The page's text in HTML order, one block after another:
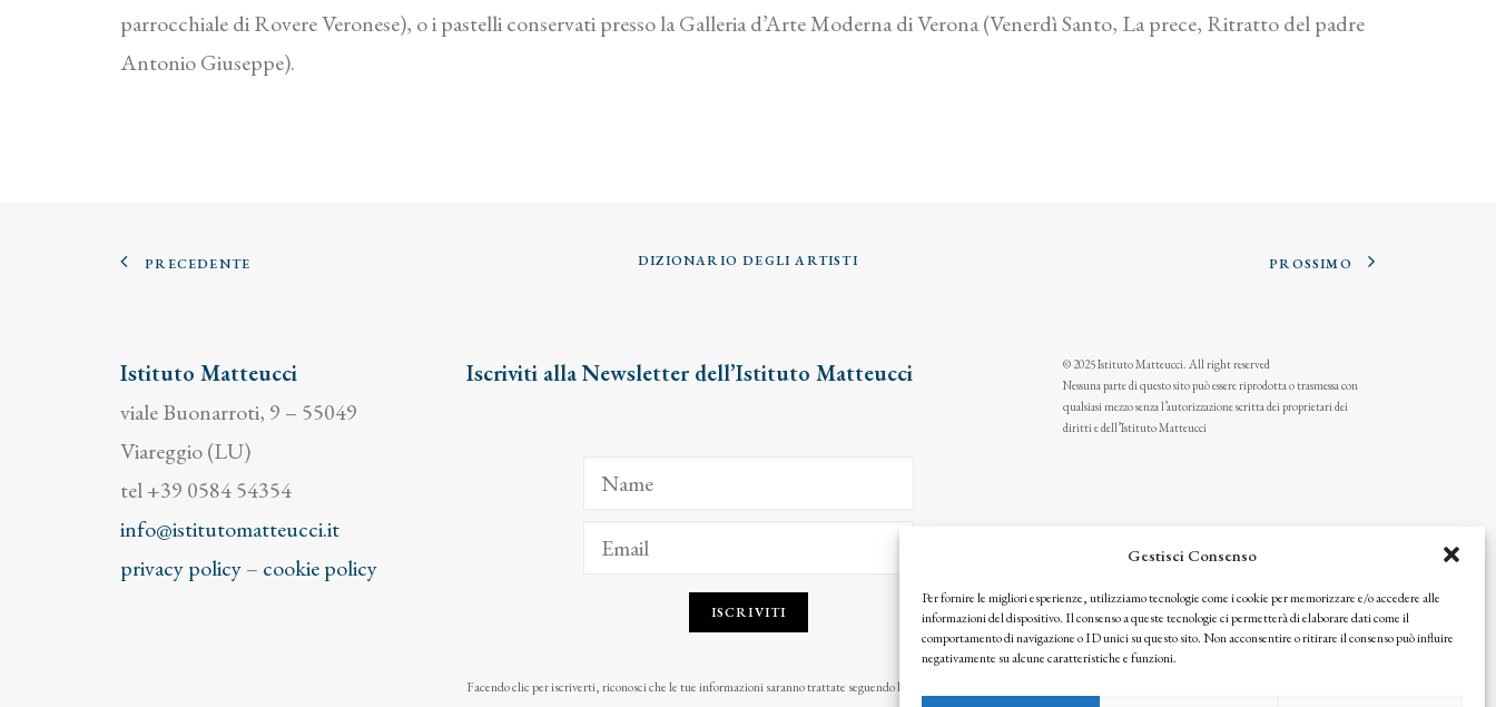
Gestisci Consenso
Per fornire le migliori esperienze, utilizziamo tecnologie come i cookie per memorizzare e/o accedere alle
informazioni del dispositivo. Il consenso a queste tecnologie ci permetterà di elaborare dati come il
comportamento di navigazione o ID unici su questo sito. Non acconsentire o ritirare il consenso può influire
negativamente su alcune caratteristiche e funzioni.
parrocchiale di Rovere Veronese), o i pastelli conservati presso la Galleria d’Arte Moderna di Verona (Venerdì Santo, La prece, Ritratto del padre
Antonio Giuseppe).
PRECEDENTE DIZIONARIO DEGLI ARTISTI PROSSIMO
Istituto Matteucci
viale Buonarroti, 9 – 55049
Viareggio (LU)
tel +39 0584 54354
info@istitutomatteucci.it
privacy policy– cookie policy
Iscriviti alla Newsletter dell’Istituto Matteucci
ISCRIVITI
Facendo clic per iscriverti, riconosci che le tue informazioni saranno trattate seguendo la nostra
© 2025 Istituto Matteucci. All right reserved
Nessuna parte di questo sito può essere riprodotta o trasmessa con
qualsiasi mezzo senza l’autorizzazione scritta dei proprietari dei
diritti e dell’Istituto Matteucci